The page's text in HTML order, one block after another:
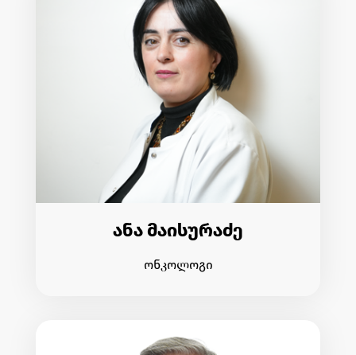
ანა მაისურაძე
ონკოლოგი